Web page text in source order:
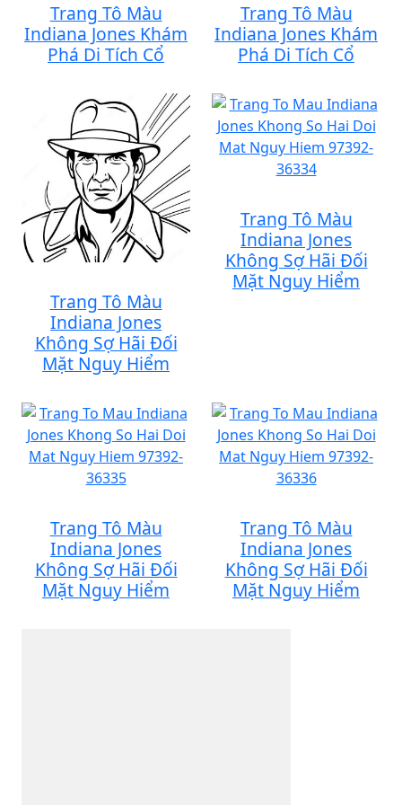
Trang Tô Màu
Indiana Jones Khám
Phá Di Tích Cổ
Trang Tô Màu
Indiana Jones Khám
Phá Di Tích Cổ
Trang Tô Màu
Indiana Jones
Không Sợ Hãi Đối
Mặt Nguy Hiểm
Trang Tô Màu
Indiana Jones
Không Sợ Hãi Đối
Mặt Nguy Hiểm
Trang Tô Màu
Indiana Jones
Không Sợ Hãi Đối
Mặt Nguy Hiểm
Trang Tô Màu
Indiana Jones
Không Sợ Hãi Đối
Mặt Nguy Hiểm